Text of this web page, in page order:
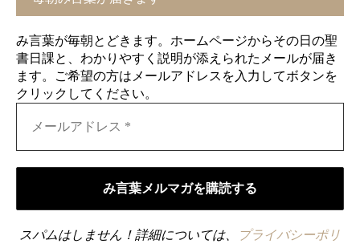
み言葉が毎朝とどきます。ホームページからその日の聖
書日課と、わかりやすく説明が添えられたメールが届き
ます。ご希望の方はメールアドレスを入力してボタンを
クリックしてください。
スパムはしません！詳細については、
プライバシーポリ